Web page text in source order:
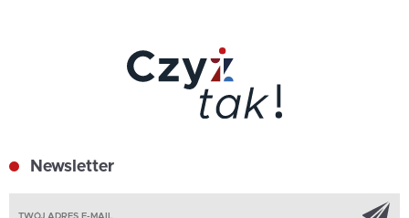
Newsletter